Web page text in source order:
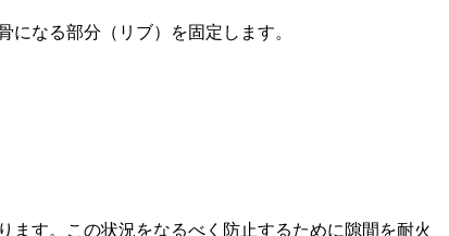
なる部分（リブ）を固定します。
ます。この状況をなるべく防止するために隙間を耐火